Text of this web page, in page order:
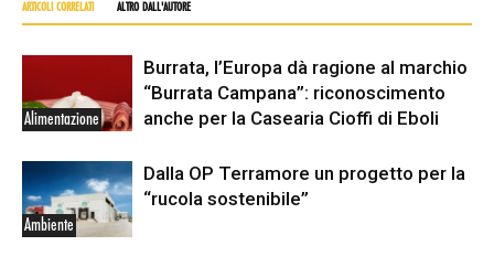
ARTICOLI CORRELATI ALTRO DALL'AUTORE
Alimentazione
Burrata, l’Europa dà ragione al marchio
“Burrata Campana”: riconoscimento
anche per la Casearia Cioffi di Eboli
Ambiente
Dalla OP Terramore un progetto per la
“rucola sostenibile”